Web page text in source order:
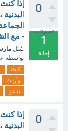
0
تصويتات
1
إجابة
إذا
- مع
سُئل مارس
بواسطة
كنتَ
وأردتَ
تدعو
0
إذا